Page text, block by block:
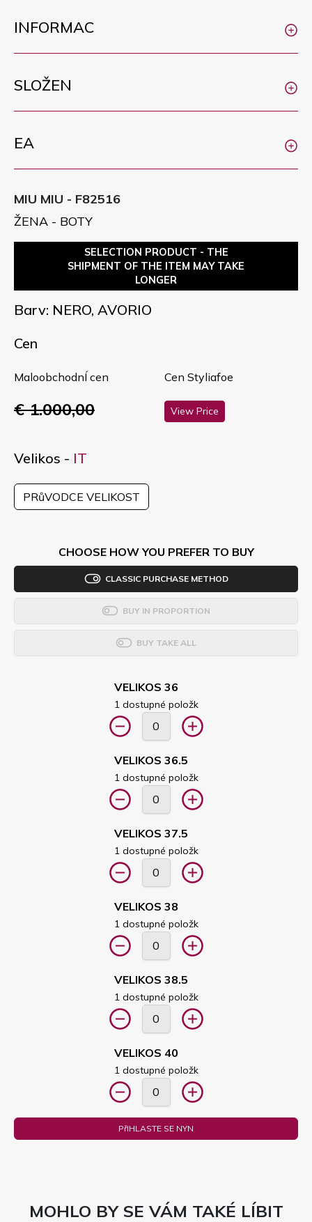
INFORMAC
SLOŽEN
EA
MIU MIU - F82516
ŽENA - BOTY
SELECTION PRODUCT - THE
SHIPMENT OF THE ITEM MAY TAKE
LONGER
Barv: NERO, AVORIO
Cen
MaloobchodnÍ cen
€ 1.000,00
Cen Styliafoe
View Price
Velikos - IT
PRůVODCE VELIKOST
CHOOSE HOW YOU PREFER TO BUY
CLASSIC PURCHASE METHOD
BUY IN PROPORTION
BUY TAKE ALL
VELIKOS 36
1 dostupné položk
VELIKOS 36.5
1 dostupné položk
VELIKOS 37.5
1 dostupné položk
VELIKOS 38
1 dostupné položk
VELIKOS 38.5
1 dostupné položk
VELIKOS 40
1 dostupné položk
PřIHLASTE SE NYN
MOHLO BY SE VÁM TAKÉ LÍBIT